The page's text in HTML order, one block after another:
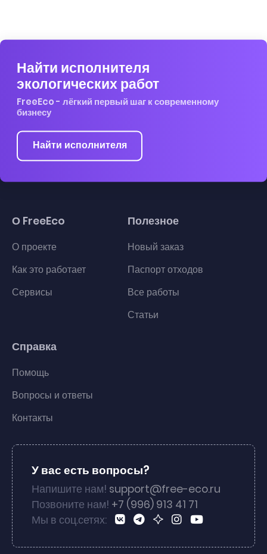
Найти исполнителя
экологических работ
FreeEco - лёгкий первый шаг к современному
бизнесу
Найти исполнителя
О FreeEco
О проекте
Как это работает
Сервисы
Полезное
Новый заказ
Паспорт отходов
Все работы
Статьи
Справка
Помощь
Вопросы и ответы
Контакты
У вас есть вопросы?
Напишите нам! support@free-eco.ru
Позвоните нам! +7 (996) 913 41 71
Мы в соц.сетях: